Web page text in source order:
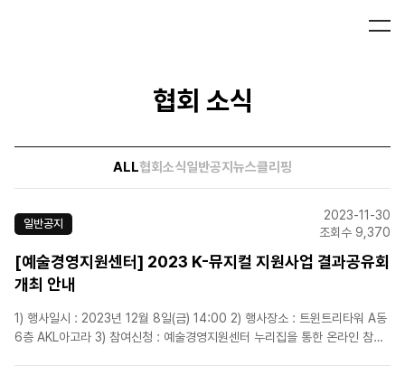
협회 소식
ALL협회소식일반공지 뉴스클리핑
일반공지
2023-11-30
조회수 9,370
[예술경영지원센터] 2023 K-뮤지컬 지원사업 결과공유회
개최 안내
1) 행사일시 : 2023년 12월 8일(금) 14:00 2) 행사장소 : 트윈트리타워 A동
6층 AKL아고라 3) 참여신청 : 예술경영지원센터 누리집을 통한 온라인 참가